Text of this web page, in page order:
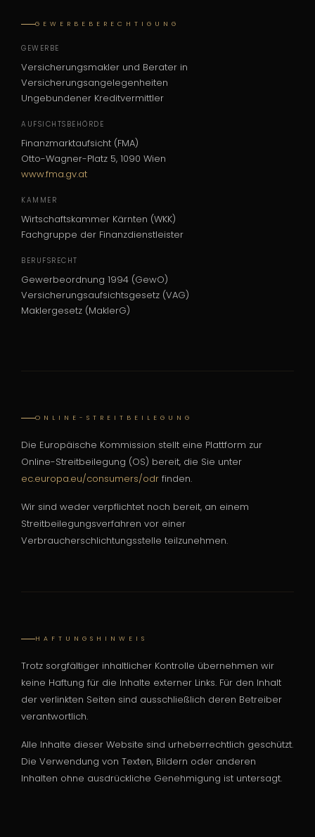
GEWERBEBERECHTIGUNG
GEWERBE
Versicherungsmakler und Berater in
Versicherungsangelegenheiten
Ungebundener Kreditvermittler
AUFSICHTSBEHÖRDE
Finanzmarktaufsicht (FMA)
Otto-Wagner-Platz 5, 1090 Wien
www.fma.gv.at
KAMMER
Wirtschaftskammer Kärnten (WKK)
Fachgruppe der Finanzdienstleister
BERUFSRECHT
Gewerbeordnung 1994 (GewO)
Versicherungsaufsichtsgesetz (VAG)
Maklergesetz (MaklerG)
ONLINE-STREITBEILEGUNG
Die Europäische Kommission stellt eine Plattform zur
Online-Streitbeilegung (OS) bereit, die Sie unter
ec.europa.eu/consumers/odr finden.
Wir sind weder verpflichtet noch bereit, an einem
Streitbeilegungsverfahren vor einer
Verbraucherschlichtungsstelle teilzunehmen.
HAFTUNGSHINWEIS
Trotz sorgfältiger inhaltlicher Kontrolle übernehmen wir
keine Haftung für die Inhalte externer Links. Für den Inhalt
der verlinkten Seiten sind ausschließlich deren Betreiber
verantwortlich.
Alle Inhalte dieser Website sind urheberrechtlich geschützt.
Die Verwendung von Texten, Bildern oder anderen
Inhalten ohne ausdrückliche Genehmigung ist untersagt.